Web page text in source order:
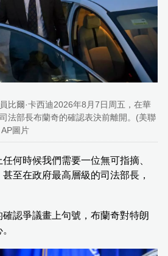
比爾·卡西迪2026年8月7日周五，在華
法部長布蘭奇的確認表決前離開。(美聯
圖片
何時候我們需要一位無可指摘、
至在政府最高層級的司法部長，
認爭議畫上句號，布蘭奇對特朗